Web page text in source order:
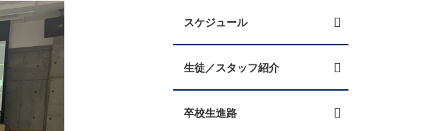
スケジュール
生徒／スタッフ紹介
卒校生進路